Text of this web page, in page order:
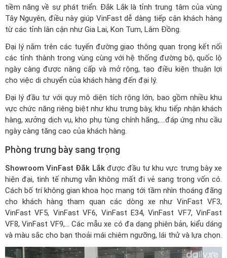
tiềm năng về sự phát triển. Đắk Lắk là tỉnh trung tâm của vùng
Tây Nguyên, điều này giúp VinFast dễ dàng tiếp cận khách hàng
từ các tỉnh lân cận như Gia Lai, Kon Tum, Lâm Đồng.
Đại lý nằm trên các tuyến đường giao thông quan trọng kết nối
các tỉnh thành trong vùng cùng với hệ thống đường bộ, quốc lộ
ngày càng được nâng cấp và mở rộng, tạo điều kiện thuận lợi
cho việc di chuyển của khách hàng đến đại lý.
Đại lý đầu tư với quy mô diện tích rộng lớn, bao gồm nhiều khu
vực chức năng riêng biệt như khu trưng bày, khu tiếp nhận khách
hàng, xưởng dịch vụ, kho phụ tùng chính hãng,....đáp ứng nhu cầu
ngày càng tăng cao của khách hàng.
Phòng trưng bày sang trọng
Showroom VinFast Đắk Lắkđược đầu tư khu vực trưng bày xe
hiện đại, tinh tế nhưng vẫn không mất đi vẻ sang trọng vốn có.
Cách bố trí không gian khoa học mang tới tầm nhìn thoáng đãng
cho khách hàng tham quan các dòng xe như VinFast VF3,
VinFast VF5, VinFast VF6, VinFast E34, VinFast VF7, VinFast
VF8, VinFast VF9,... Các mẫu xe có đa dạng phiên bản, kiểu dáng
và màu sắc cho bạn thoải mái chiêm ngưỡng, lái thử và lựa chọn.